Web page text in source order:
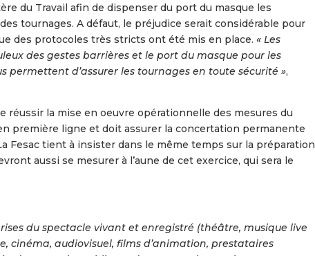
du Travail afin de dispenser du port du masque les
tournages. A défaut, le préjudice serait considérable pour
des protocoles très stricts ont été mis en place.« Les
des gestes barrières et le port du masque pour les
d’assurer les tournages en toute sécurité »,
réussir la mise en oeuvre opérationnelle des mesures du
première ligne et doit assurer la concertation permanente
Fesac tient à insister dans le même temps sur la préparation
aussi se mesurer à l’aune de cet exercice, qui sera le
du spectacle vivant et enregistré (théâtre, musique live
cinéma, audiovisuel, films d’animation, prestataires